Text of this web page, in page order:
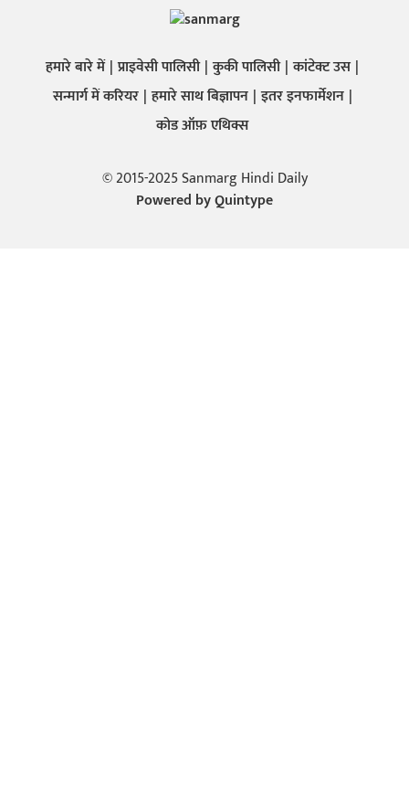
हमारे बारे में प्राइवेसी पालिसी कुकी पालिसी कांटेक्ट उस
सन्मार्ग में करियर हमारे साथ बिज्ञापन इतर इनफार्मेशन
कोड ऑफ़ एथिक्स
© 2015-2025 Sanmarg Hindi Daily
Powered byQuintype